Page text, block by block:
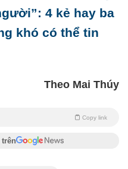
4 kẻ hay ba
khó có thể tin
Theo Mai Thúy
Copy link